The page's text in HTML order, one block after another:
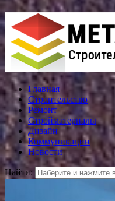
Главная
Строительство
Ремонт
Стройматериалы
Дизайн
Коммуникации
Новости
Найти: